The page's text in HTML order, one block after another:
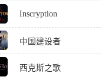
Inscryption
中国建设者
西克斯之歌